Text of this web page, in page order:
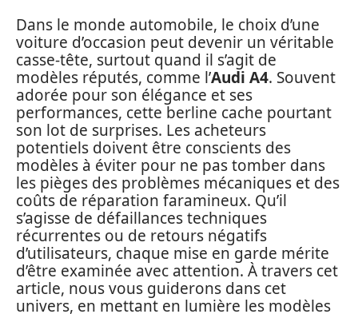
Dans le monde automobile, le choix d’une
voiture d’occasion peut devenir un véritable
casse-tête, surtout quand il s’agit de
modèles réputés, comme l’Audi A4. Souvent
adorée pour son élégance et ses
performances, cette berline cache pourtant
son lot de surprises. Les acheteurs
potentiels doivent être conscients des
modèles à éviter pour ne pas tomber dans
les pièges des problèmes mécaniques et des
coûts de réparation faramineux. Qu’il
s’agisse de défaillances techniques
récurrentes ou de retours négatifs
d’utilisateurs, chaque mise en garde mérite
d’être examinée avec attention. À travers cet
article, nous vous guiderons dans cet
univers, en mettant en lumière les modèles